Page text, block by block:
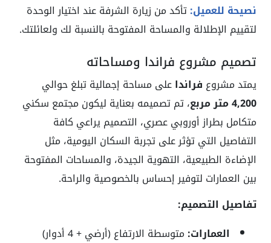
نصيحة للعميل:تأكد من زيارة الشرفة عند اختيار الوحدة
لتقييم الإطلالة والمساحة المفتوحة بالنسبة لك ولعائلتك.
تصميم مشروع فراندا ومساحاته
يمتد مشروع فرانداعلى مساحة إجمالية تبلغ حوالي
4,200 متر مربع
، تم تصميمه بعناية ليكون مجتمع سكني
متكامل بطراز أوروبي عصري، التصميم يراعي كافة
التفاصيل التي تؤثر على تجربة السكان اليومية، مثل
الإضاءة الطبيعية، التهوية الجيدة، والمساحات المفتوحة
بين العمارات لتوفير إحساس بالخصوصية والراحة.
تفاصيل التصميم:
العمارات:
متوسطة الارتفاع (أرضي + 4 أدوار)